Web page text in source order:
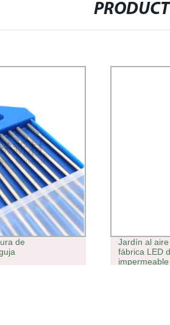
Jardín al aire libre Solar personalizada
fábrica LED decoración suelo
impermeable ligero tapón de hierro